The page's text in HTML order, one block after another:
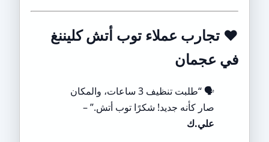
❤️ تجارب عملاء توب أتش كليننغ
في عجمان
🗣️ “طلبت تنظيف 3 ساعات، والمكان
صار كأنه جديد! شكرًا توب أتش.” –
علي.ك